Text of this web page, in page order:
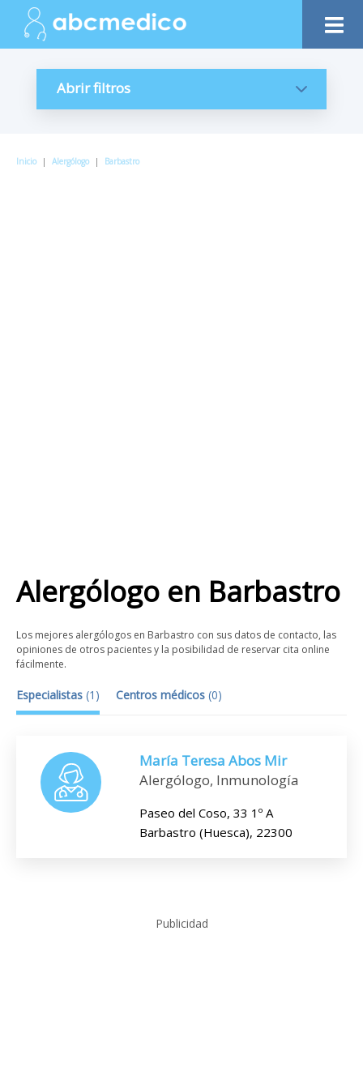
Abrir filtros
Inicio | Alergólogo | Barbastro
Alergólogo en Barbastro
Los mejores alergólogos en Barbastro con sus datos de contacto, las
opiniones de otros pacientes y la posibilidad de reservar cita online
fácilmente.
Especialistas (1 ) Centros médicos (0)
María Teresa Abos Mir
Alergólogo, Inmunología
Paseo del Coso, 33 1º A
Barbastro (Huesca), 22300
Publicidad